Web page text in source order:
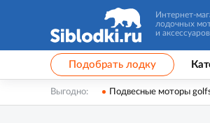
Интернет-
лодочных
и аксессуаров
Подобрать лодку
Выгодно: Подвесные моторы